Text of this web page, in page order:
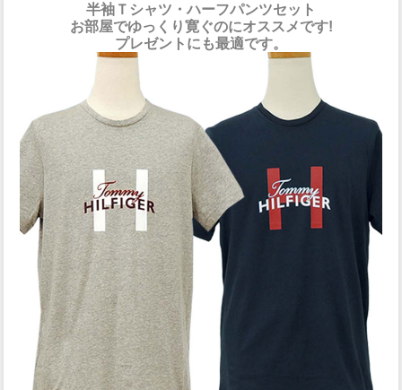
半袖Ｔシャツ・ハーフパンツセット
お部屋でゆっくり寛ぐのにオススメです!
プレゼントにも最適です。